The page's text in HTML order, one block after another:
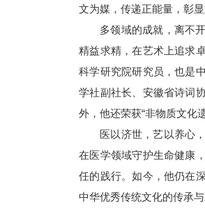
文为媒，传递正能量，彰显
多领域的成就，离不
精益求精，在艺术上追求
科学研究院研究员，也是
学社副社长、安徽省诗词
外，他还荣获“非物质文化
医以济世，艺以养心
在医学领域守护生命健康
任的践行。如今，他仍在
中华优秀传统文化的传承